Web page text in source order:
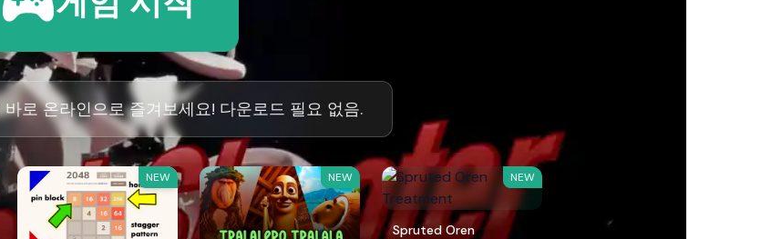
로 온라인으로 즐겨보세요! 다운로드 필요 없음.
NEW NEW NEW
Spruted Oren